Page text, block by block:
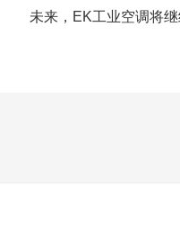
未来，EK工业空调将